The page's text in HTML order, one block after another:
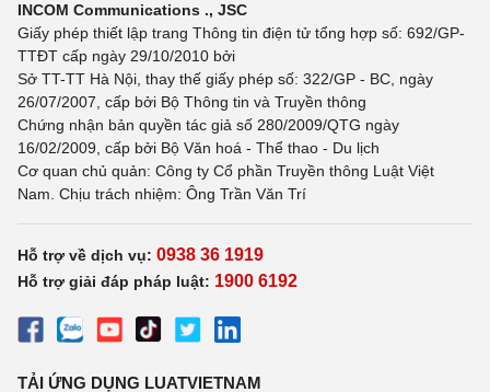
INCOM Communications ., JSC
Giấy phép thiết lập trang Thông tin điện tử tổng hợp số: 692/GP-
TTĐT cấp ngày 29/10/2010 bởi
Sở TT-TT Hà Nội, thay thế giấy phép số: 322/GP - BC, ngày
26/07/2007, cấp bởi Bộ Thông tin và Truyền thông
Chứng nhận bản quyền tác giả số 280/2009/QTG ngày
16/02/2009, cấp bởi Bộ Văn hoá - Thể thao - Du lịch
Cơ quan chủ quản: Công ty Cổ phần Truyền thông Luật Việt
Nam. Chịu trách nhiệm: Ông Trần Văn Trí
Hỗ trợ về dịch vụ: 0938 36 1919
Hỗ trợ giải đáp pháp luật: 1900 6192
TẢI ỨNG DỤNG LUATVIETNAM